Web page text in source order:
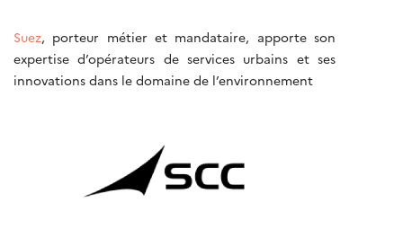
Suez, porteur métier et mandataire, apporte son
expertise d’opérateurs de services urbains et ses
innovations dans le domaine de l’environnement